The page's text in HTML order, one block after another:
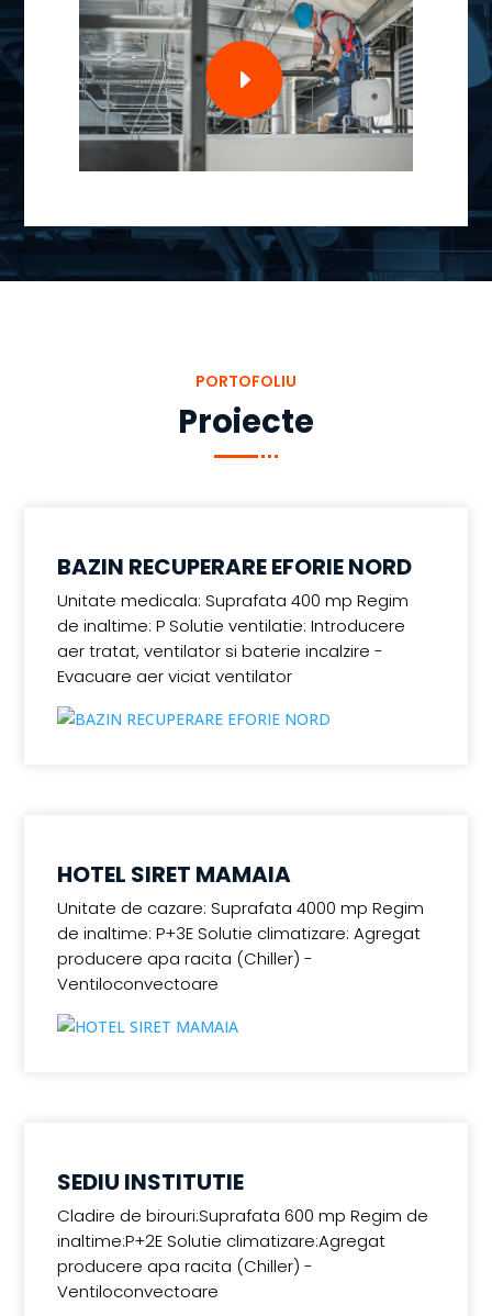
PORTOFOLIU
Proiecte
BAZIN RECUPERARE EFORIE NORD
Unitate medicala: Suprafata 400 mp Regim
de inaltime: P Solutie ventilatie: Introducere
aer tratat, ventilator si baterie incalzire -
Evacuare aer viciat ventilator
HOTEL SIRET MAMAIA
Unitate de cazare: Suprafata 4000 mp Regim
de inaltime: P+3E Solutie climatizare: Agregat
producere apa racita (Chiller) -
Ventiloconvectoare
SEDIU INSTITUTIE
Cladire de birouri:Suprafata 600 mp Regim de
inaltime:P+2E Solutie climatizare:Agregat
producere apa racita (Chiller) -
Ventiloconvectoare